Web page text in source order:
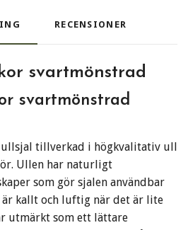
RECENSIONER
svartmönstrad
svartmönstrad
ullsjal tillverkad i högkvalitativ ull
Ullen har naturligt
som gör sjalen användbar
är kallt och luftig när det är lite
utmärkt som ett lättare